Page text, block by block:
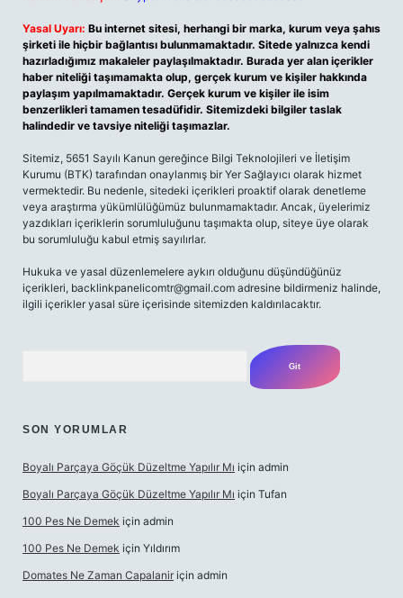
Yasal Uyarı: Bu internet sitesi, herhangi bir marka, kurum veya şahıs
şirketi ile hiçbir bağlantısı bulunmamaktadır. Sitede yalnızca kendi
hazırladığımız makaleler paylaşılmaktadır. Burada yer alan içerikler
haber niteliği taşımamakta olup, gerçek kurum ve kişiler hakkında
paylaşım yapılmamaktadır. Gerçek kurum ve kişiler ile isim
benzerlikleri tamamen tesadüfidir. Sitemizdeki bilgiler taslak
halindedir ve tavsiye niteliği taşımazlar.
Sitemiz, 5651 Sayılı Kanun gereğince Bilgi Teknolojileri ve İletişim
Kurumu (BTK) tarafından onaylanmış bir Yer Sağlayıcı olarak hizmet
vermektedir. Bu nedenle, sitedeki içerikleri proaktif olarak denetleme
veya araştırma yükümlülüğümüz bulunmamaktadır. Ancak, üyelerimiz
yazdıkları içeriklerin sorumluluğunu taşımakta olup, siteye üye olarak
bu sorumluluğu kabul etmiş sayılırlar.
Hukuka ve yasal düzenlemelere aykırı olduğunu düşündüğünüz
içerikleri, backlinkpanelicomtr@gmail.com adresine bildirmeniz halinde,
ilgili içerikler yasal süre içerisinde sitemizden kaldırılacaktır.
SON YORUMLAR
Boyalı Parçaya Göçük Düzeltme Yapılır Mı için admin
Boyalı Parçaya Göçük Düzeltme Yapılır Mı için Tufan
100 Pes Ne Demek için admin
100 Pes Ne Demek için Yıldırım
Domates Ne Zaman Capalanir için admin